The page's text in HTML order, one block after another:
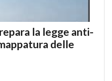
la legge anti-
delle